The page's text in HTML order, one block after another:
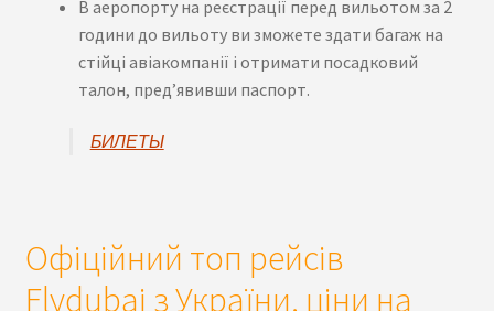
В аеропорту на реєстрації перед вильотом за 2
години до вильоту ви зможете здати багаж на
стійці авіакомпанії і отримати посадковий
талон, пред’явивши паспорт.
БИЛЕТЫ
Офіційний топ рейсів
Flydubai з України, ціни на